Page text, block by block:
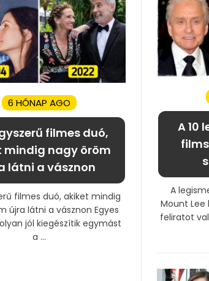
A 10
A
Mount Lee
feliratot
6 HÓNAP AGO
filmes duó,
mindig nagy öröm
látni a vásznon
filmes duó, akiket mindig
újra látni a vásznon Egyes
jól kiegészítik egymást
a ...